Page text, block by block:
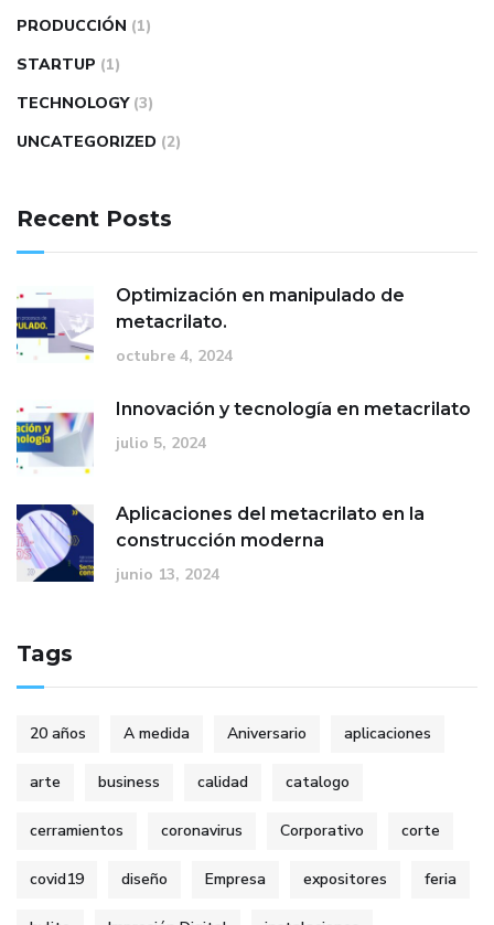
PRODUCCIÓN (1)
STARTUP (1)
TECHNOLOGY (3)
UNCATEGORIZED (2)
Recent Posts
Optimización en manipulado de
metacrilato.
octubre 4, 2024
Innovación y tecnología en metacrilato
julio 5, 2024
Aplicaciones del metacrilato en la
construcción moderna
junio 13, 2024
Tags
20 años A medida Aniversario aplicaciones
arte business calidad catalogo
cerramientos coronavirus Corporativo corte
covid19 diseño Empresa expositores feria